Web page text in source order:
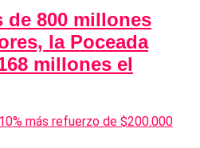
de 800 millones
la Poceada
millones el